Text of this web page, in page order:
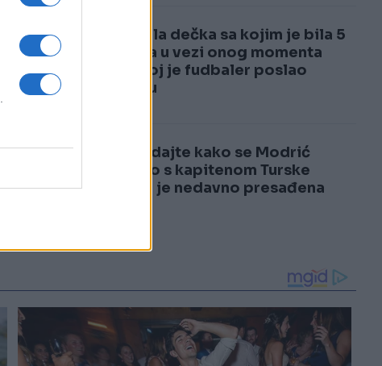
3
Ostavila dečka sa kojim je bila 5
godina u vezi onog momenta
kada joj je fudbaler poslao
poruku
4
Pogledajte kako se Modrić
našalio s kapitenom Turske
kojem je nedavno presađena